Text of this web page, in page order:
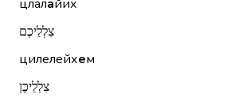
цлалайих
צִלְלֵיכֶם
цилелейхем
צִלְלֵיכֶן